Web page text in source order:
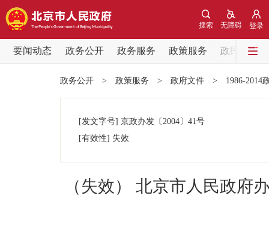
登录
无障碍
搜索
要闻动态 政务公开 政务服务 政策服务
政民互动
党中央精神
政务公开
政务公开 > 政策服务 > 政府文件 > 1986-2014
[发文字号] 京政办发 〔2004〕 41号
[有效性] 失效
（失效） 北京市人民政府